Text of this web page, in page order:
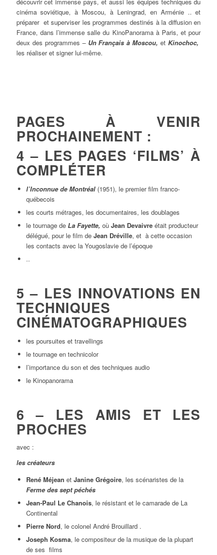
cinéma soviétique, à Moscou, à Leningrad, en Arménie .. et
préparer et superviser les programmes destinés à la diffusion en
France, dans l’immense salle du KinoPanorama à Paris, et pour
deux des programmes – Un Français à Moscou, etKinochoc,
les réaliser et signer lui-même.
PAGES À VENIR
PROCHAINEMENT :
4 – LES PAGES ‘FILMS’ À
COMPLÉTER
l’Inconnue de Montréal(1951), le premier film franco-
québecois
les courts métrages, les documentaires, les doublages
le tournage deLa Fayette, où Jean Devaivreétait producteur
délégué, pour le film deJean Dréville, et à cette occasion
les contacts avec la Yougoslavie de l’époque
..
5 – LES INNOVATIONS EN
TECHNIQUES
CINÉMATOGRAPHIQUES
les poursuites et travellings
le tournage en technicolor
l’importance du son et des techniques audio
le Kinopanorama
6 – LES AMIS ET LES
PROCHES
avec :
les créateurs
René Méjean et Janine Grégoire, les scénaristes de la
Ferme des sept péchés
Jean-Paul Le Chanois, le résistant et le camarade de La
Continental
Pierre Nord, le colonel André Brouillard .
Joseph Kosma, le compositeur de la musique de la plupart
de ses films